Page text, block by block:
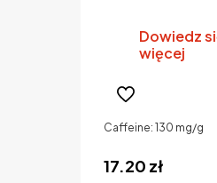
Dowiedz
więcej
Caffeine: 130 mg/g
17.20 zł